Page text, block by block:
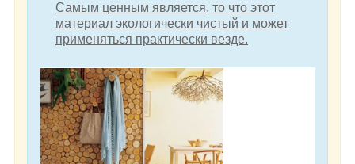
Самым ценным является, то что этот
материал экологически чистый и может
применяться практически везде.